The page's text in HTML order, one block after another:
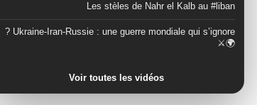
Les stèles de Nahr el Kalb au #liban
Ukraine-Iran-Russie : une guerre mondiale qui s’ignore ?
🌍⚔️
Voir toutes les vidéos